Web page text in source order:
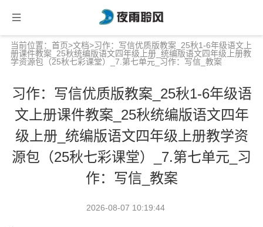
当前位置： 首页>文档>习作：写信优质版教案_25秋1-6年级语文上
册课件教案_25秋统编版语文四年级上册_统编版语文四年级上册教
学资源包（25秋七彩课堂）_7.第七单元_习作：写信_教案
习作：写信优质版教案_25秋1-6年级语
文上册课件教案_25秋统编版语文四年
级上册_统编版语文四年级上册教学资
源包（25秋七彩课堂）_7.第七单元_习
作：写信_教案
2026-08-07 10:19:44